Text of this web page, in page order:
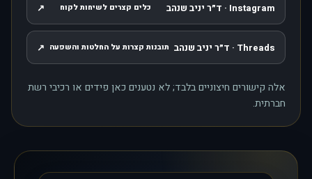
Instagram · ד״ר יניב שנהב כלים קצרים לשיחות לקוח ↗ , נפתח בחלון חדש
Threads · ד״ר יניב שנהב תובנות קצרות על החלטות והשפעה ↗ , נפתח בחלון חדש
אלה קישורים חיצוניים בלבד; לא נטענים כאן פידים או רכיבי רשת
חברתית.